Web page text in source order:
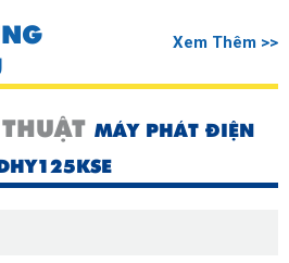
Xem Thêm >>
MÁY PHÁT ĐIỆN